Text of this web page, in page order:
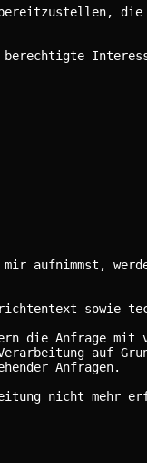
aufnimmst,
sowie
die Anfrage mit
auf
Anfragen.
nicht mehr